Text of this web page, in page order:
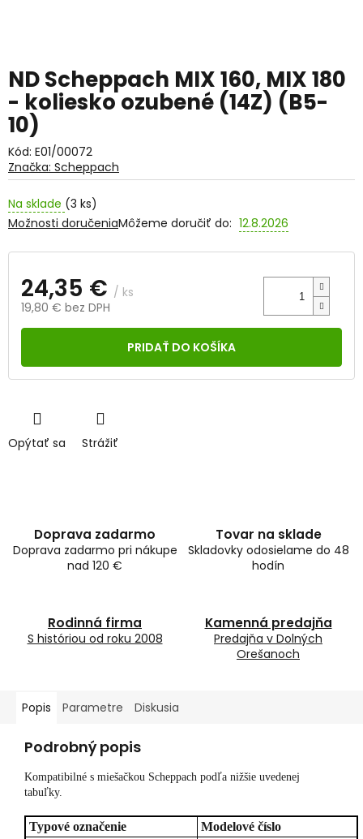
ND Scheppach MIX 160, MIX 180
- koliesko ozubené (14Z) (B5-
10)
Kód: E01/00072
Na sklade (3 ks)
Môžeme doručiť do: 12.8.2026
Možnosti doručenia
24,35 € / ks
19,80 € bez DPH
Jednotková
PRIDAŤ DO KOŠÍKA
Opýtať sa Strážiť
Značka: Scheppach
Doprava zadarmo
Doprava zadarmo pri nákupe
nad 120 €
Tovar na sklade
Skladovky odosielame do 48
hodín
Rodinná firma
S históriou od roku 2008
Kamenná predajňa
Predajňa v Dolných
Orešanoch
Popis Parametre Diskusia
Podrobný popis
Kompatibilné s miešačkou Scheppach podľa nižšie uvedenej
tabuľky.
Typové označenie
Modelové číslo